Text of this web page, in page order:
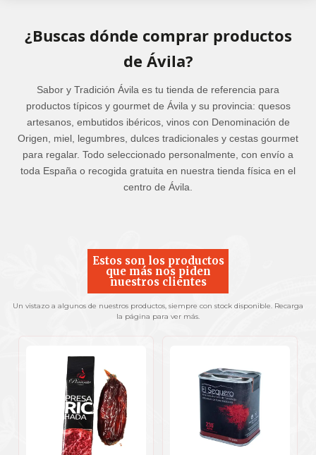
¿Buscas dónde comprar productos
de Ávila?
Sabor y Tradición Ávila es tu tienda de referencia para
productos típicos y gourmet de Ávila y su provincia: quesos
artesanos, embutidos ibéricos, vinos con Denominación de
Origen, miel, legumbres, dulces tradicionales y cestas gourmet
para regalar. Todo seleccionado personalmente, con envío a
toda España o recogida gratuita en nuestra tienda física en el
centro de Ávila.
Estos son los productos
que más nos piden
nuestros clientes
Un vistazo a algunos de nuestros productos, siempre con stock disponible. Recarga
la página para ver más.